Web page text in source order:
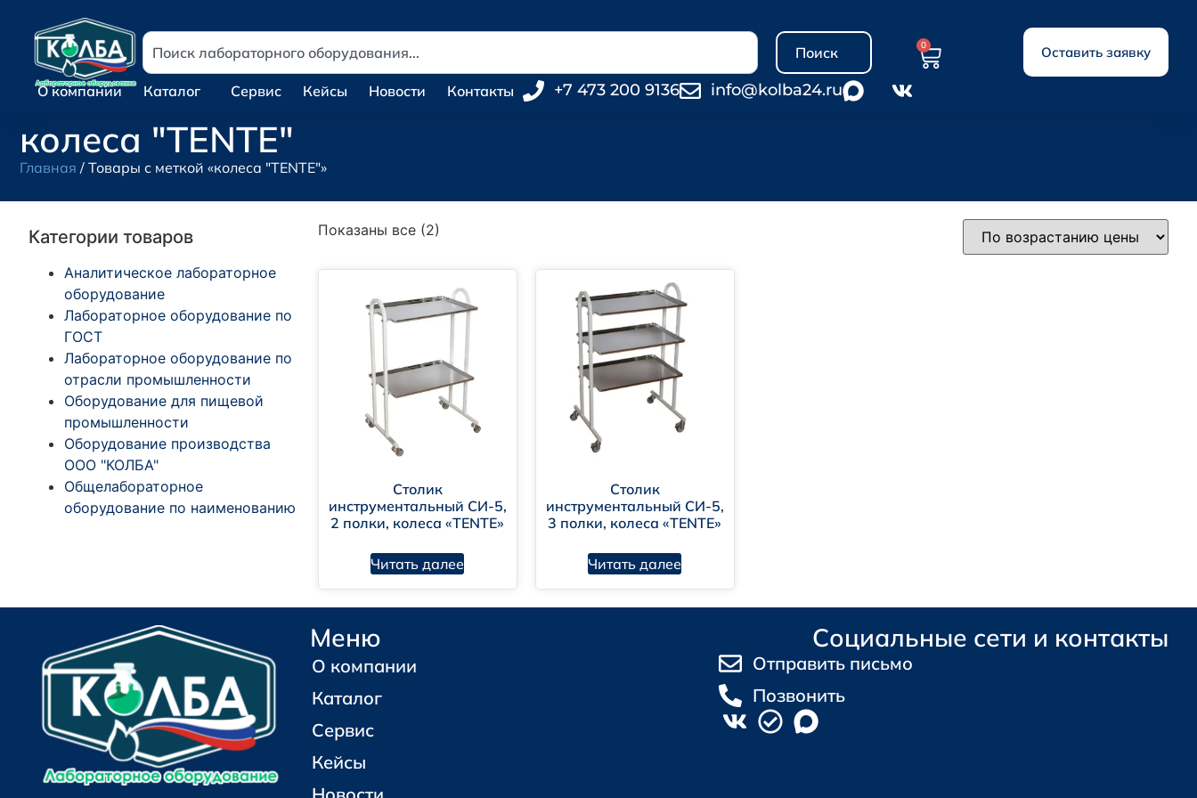
Поиск 0 Оставить заявку
О компании Каталог Сервис Кейсы Новости Контакты +7 473 200 9136 info@kolba24.ru
колеса "TENTE"
Главная / Товары с меткой «колеса "TENTE"»
Категории товаров
Аналитическое лабораторное
оборудование
Лабораторное оборудование по
ГОСТ
Лабораторное оборудование по
отрасли промышленности
Оборудование для пищевой
промышленности
Оборудование производства
ООО "КОЛБА"
Общелабораторное
оборудование по наименованию
Показаны все (2)
Столик
инструментальный СИ-5,
2 полки, колеса «TENTE»
Читать далее
Столик
инструментальный СИ-5,
3 полки, колеса «TENTE»
Читать далее
Меню
О компании
Каталог
Сервис
Кейсы
Социальные сети и контакты
Отправить письмо
Позвонить